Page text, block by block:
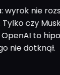
wyrok nie
czy
to
nie dotknął.